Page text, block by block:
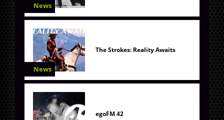
News
News
The Strokes: Reality Awaits
egoFM 42